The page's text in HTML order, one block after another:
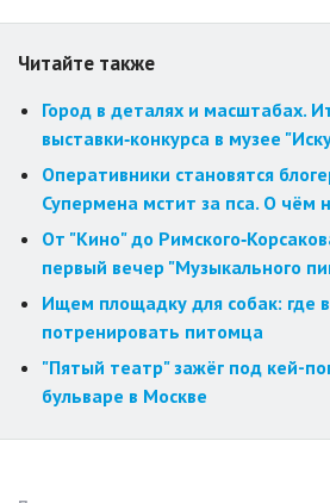
Читайте также
Город в деталях и масштабах.
выставки‑конкурса в музее
Оперативники становятся
Супермена мстит за пса. О чём
От "Кино" до
первый вечер "Музыкального
Ищем площадку для собак: где
потренировать питомца
"Пятый театр" зажёг под кей-
бульваре в Москве